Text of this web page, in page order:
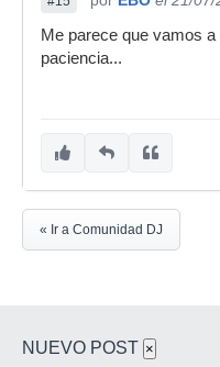
Me parece que vamos
paciencia...
« Ir a Comunidad DJ
NUEVO POST ×